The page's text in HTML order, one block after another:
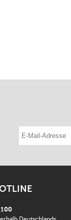
E-Mail-